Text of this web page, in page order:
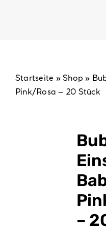
Backzubehör &
Partydekoration
Startseite »Shop »
Pink/Rosa – 20 Stück
–